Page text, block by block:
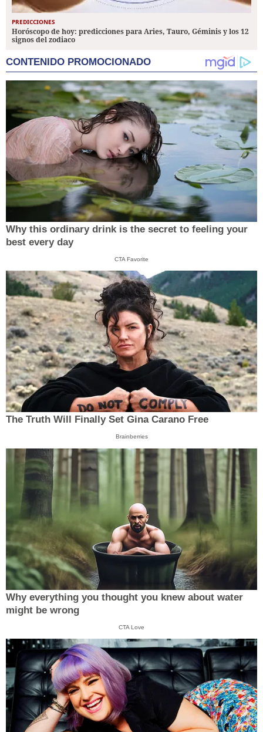
PREDICCIONES
Horóscopo de hoy: predicciones para Aries, Tauro, Géminis y los 12
signos del zodiaco
CONTENIDO PROMOCIONADO
Why this ordinary drink is the secret to feeling your
best every day
CTA Favorite
The Truth Will Finally Set Gina Carano Free
Brainberries
Why everything you thought you knew about water
might be wrong
CTA Love